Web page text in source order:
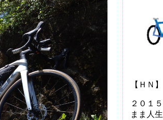
【ＨＮ
２０１
まま人